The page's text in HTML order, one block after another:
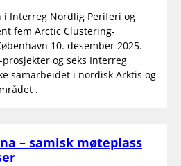
i Interreg Nordlig Periferi og
fem Arctic Clustering-
10. desember 2025.
og seks Interreg
samarbeidet i nordisk Arktis og
.
– samisk møteplass